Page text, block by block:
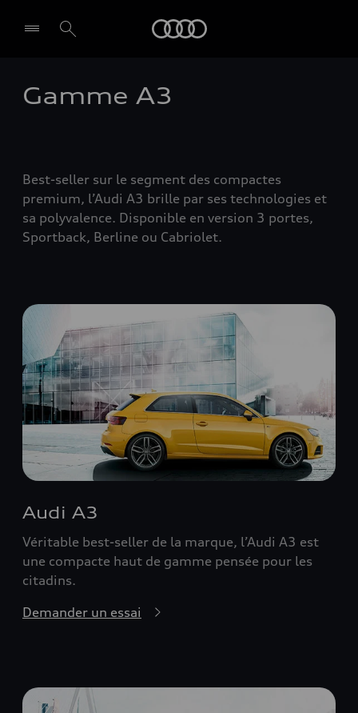
Gamme A3
Best-seller sur le segment des compactes
premium, l’Audi A3 brille par ses technologies et
sa polyvalence. Disponible en version 3 portes,
Sportback, Berline ou Cabriolet.
Audi A3
Véritable best-seller de la marque, l’Audi A3 est
une compacte haut de gamme pensée pour les
citadins.
Demander un essai